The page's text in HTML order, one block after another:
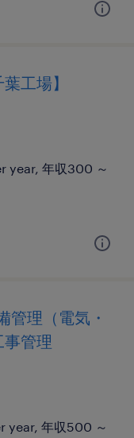
工場】
年収300 ～
管理（電気・
管理
年収500 ～